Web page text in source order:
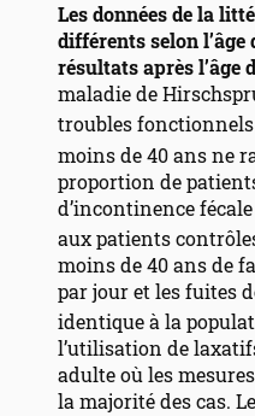
Les données de la
différents selon
résultats après l’âge
maladie de
troubles
moins de 40 ans ne
proportion de
d’incontinence
aux patients
moins de 40 ans de
par jour et les fuites
identique à la
l’utilisation de
adulte où les
la majorité des cas.